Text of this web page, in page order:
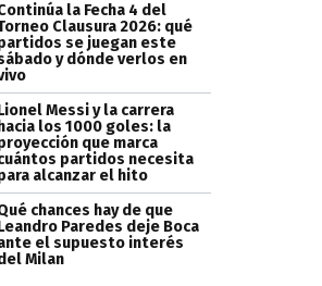
la Fecha 4 del
Clausura 2026: qué
se juegan este
y dónde verlos en
Messi y la carrera
los 1000 goles: la
que marca
partidos necesita
alcanzar el hito
chances hay de que
Paredes deje Boca
el supuesto interés
Milan